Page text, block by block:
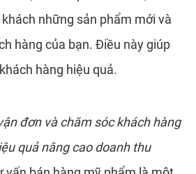
những sản phẩm mới và
hàng của bạn. Điều này giúp
hàng hiệu quả.
đơn và chăm sóc khách hàng
quả nâng cao doanh thu